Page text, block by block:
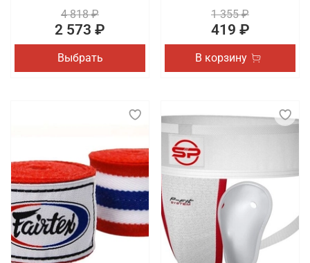
4 818 ₽
2 573 ₽
Выбрать
1 355 ₽
419 ₽
В корзину